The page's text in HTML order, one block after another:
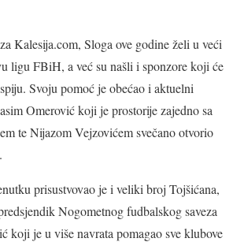
Kalesija.com, Sloga ove godine želi u veći
ligu FBiH, a već su našli i sponzore koji će
Svoju pomoć je obećao i aktuelni
Omerović koji je prostorije zajedno sa
te Nijazom Vejzovićem svečano otvorio
prisustvovao je i veliki broj Tojšićana,
Nogometnog fudbalskog saveza
koji je u više navrata pomagao sve klubove